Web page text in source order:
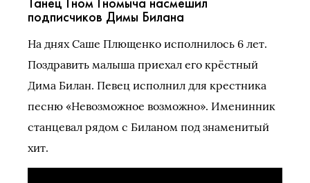
подписчиков Димы Билана
На днях Саше Плющенко исполнилось 6 лет.
Поздравить малыша приехал его крёстный
Дима Билан. Певец исполнил для крестника
песню «Невозможное возможно». Именинник
станцевал рядом с Биланом под знаменитый
хит.